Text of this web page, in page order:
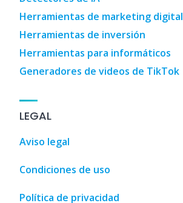
Herramientas de marketing digital
Herramientas de inversión
Herramientas para informáticos
Generadores de videos de TikTok
LEGAL
Aviso legal
Condiciones de uso
Política de privacidad